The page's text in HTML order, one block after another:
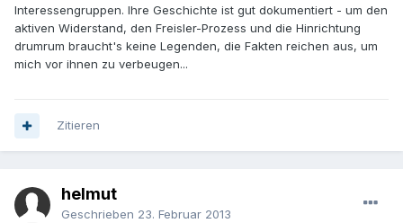
Interessengruppen. Ihre Geschichte ist gut dokumentiert - um den
aktiven Widerstand, den Freisler-Prozess und die Hinrichtung
drumrum braucht's keine Legenden, die Fakten reichen aus, um
mich vor ihnen zu verbeugen...
Zitieren
helmut
Geschrieben 23. Februar 2013